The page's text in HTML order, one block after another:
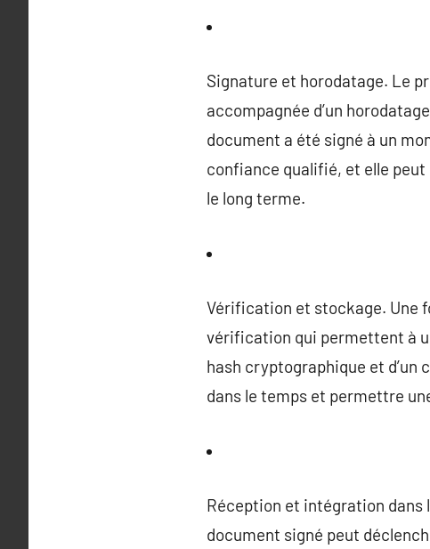
Signature et horodatage. Le
accompagnée d’un
document a été signé à un
confiance qualifié, et elle
le long terme.
Vérification et stockage. Une
vérification qui permettent à
hash cryptographique et
dans le temps et permettre
Réception et intégration dans
document signé peut